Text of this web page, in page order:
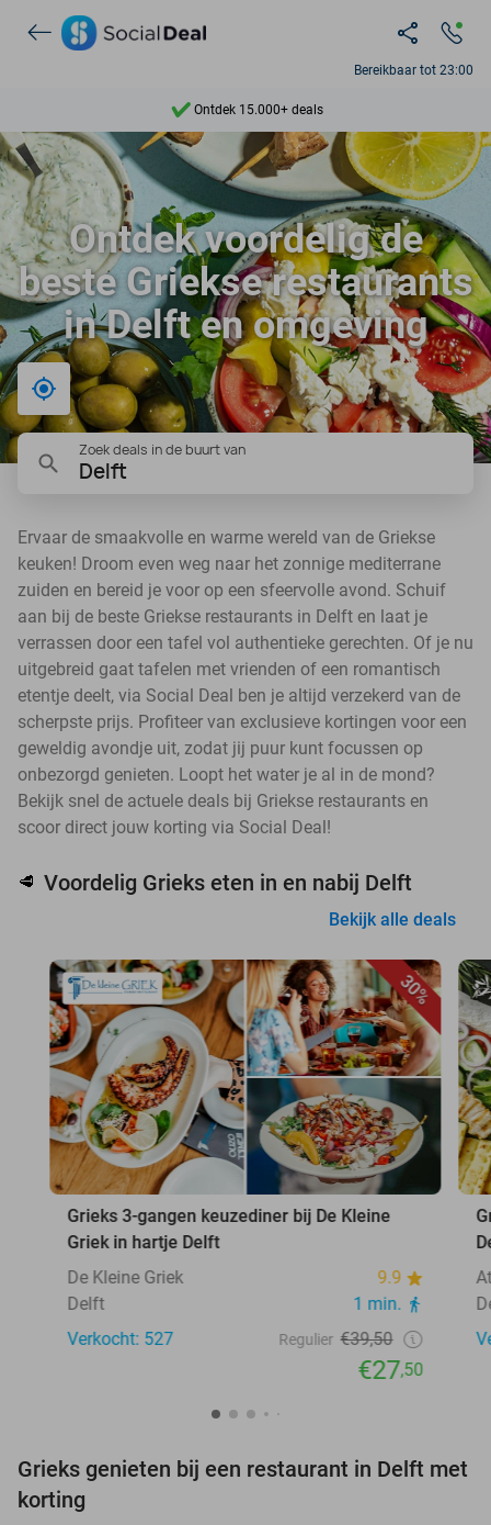
Bereikbaar tot 23:00
Ontdek 15.000+ deals
7 dagen per week beschikbaar
10+ miljoen leden
9,4
Ontdek 15.000+ deals
Ontdek voordelig de
beste Griekse restaurants
in Delft en omgeving
Bij mij in de buurt
Zoek deals in de buurt van
Delft
Ervaar de smaakvolle en warme wereld van de Griekse
keuken! Droom even weg naar het zonnige mediterrane
zuiden en bereid je voor op een sfeervolle avond. Schuif
aan bij de beste Griekse restaurants in Delft en laat je
verrassen door een tafel vol authentieke gerechten. Of je nu
uitgebreid gaat tafelen met vrienden of een romantisch
etentje deelt, via Social Deal ben je altijd verzekerd van de
scherpste prijs. Profiteer van exclusieve kortingen voor een
geweldig avondje uit, zodat jij puur kunt focussen op
onbezorgd genieten. Loopt het water je al in de mond?
Bekijk snel de actuele deals bij Griekse restaurants en
scoor direct jouw korting via Social Deal!
🥩 Voordelig Grieks eten in en nabij Delft
Bekijk alle deals
30%
Grieks 3-gangen keuzediner bij De Kleine
Griek in hartje Delft
De Kleine Griek
9.9
Delft
1 min.
Verkocht: 527
Regulier €39,50
€27,50
Grieks genieten bij een restaurant in Delft met
korting